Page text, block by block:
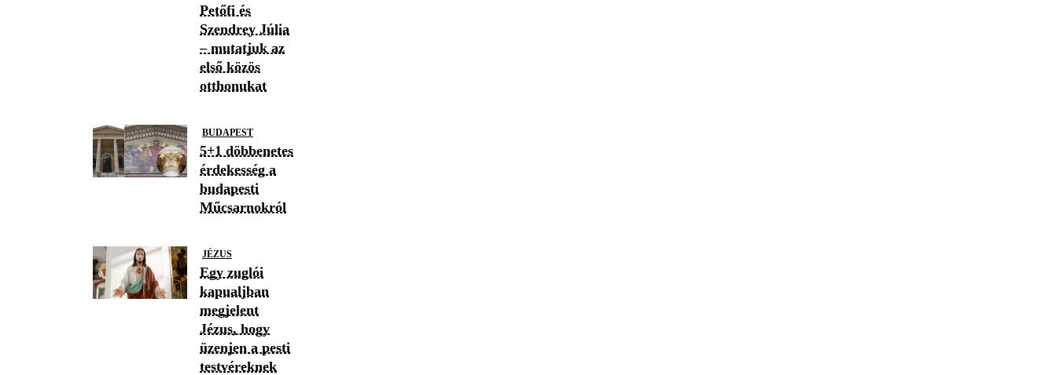
Petőfi és
Szendrey Júlia
– mutatjuk az
első közös
otthonukat
BUDAPEST
5+1 döbbenetes
érdekesség a
budapesti
Műcsarnokról
JÉZUS
Egy zuglói
kapualjban
megjelent
Jézus, hogy
üzenjen a pesti
testvéreknek